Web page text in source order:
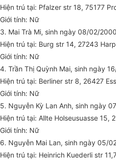
Hiện trú tại: Pfalzer str 18, 75177
Giới tính: Nữ
3. Mai Trà Mi, sinh ngày 08/02/
Hiện trú tại: Burg str 14, 27243
Giới tính: Nữ
4. Trần Thị Quỳnh Mai, sinh ngày
Hiện trú tại: Berliner str 8, 26427
Giới tính: Nữ
5. Nguyễn Kỳ Lan Anh, sinh ngày
Hiện trú tại: Allte Holseusuasse 15,
Giới tính: Nữ
6. Nguyễn Mai Lan, sinh ngày 05/
Hiện trú tại: Heinrich Kuederli str